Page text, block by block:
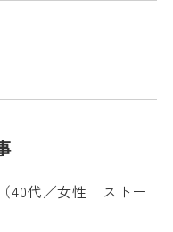
40代／女性 ストー